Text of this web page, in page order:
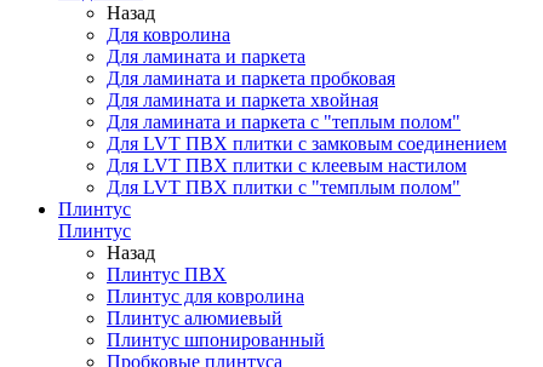
Назад
Для ковролина
Для ламината и паркета
Для ламината и паркета пробковая
Для ламината и паркета хвойная
Для ламината и паркета с "теплым полом"
Для LVT ПВХ плитки с замковым соединением
Для LVT ПВХ плитки с клеевым настилом
Для LVT ПВХ плитки с "темплым полом"
Плинтус
Плинтус
Назад
Плинтус ПВХ
Плинтус для ковролина
Плинтус алюмиевый
Плинтус шпонированный
Пробковые плинтуса